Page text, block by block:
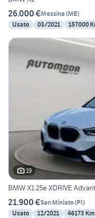
26.000 €Messina (ME)
Usato
03/2021 157000
19
BMW X1 25e XDRIVE
21.900 €San Miniato(PI)
Usato
12/2021 46173 Km